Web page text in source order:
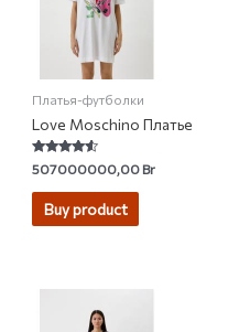
Платья-футболки
Love Moschino Платье
Rated
4.33
out of 5
507000000,00Br
Buy product